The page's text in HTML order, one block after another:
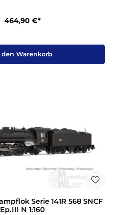
464,90 €*
den Warenkorb
Serie 141R 568 SNCF
Ep.III N 1:160